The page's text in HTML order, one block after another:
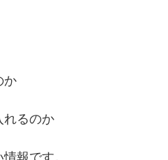
か
れるのか
報です。